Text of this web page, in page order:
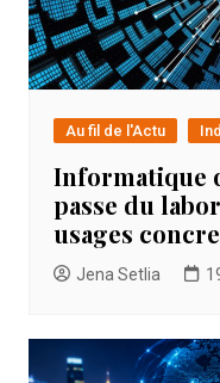
Au fil de l'Actu
Informatique
passe du
usages
Jena Setlia